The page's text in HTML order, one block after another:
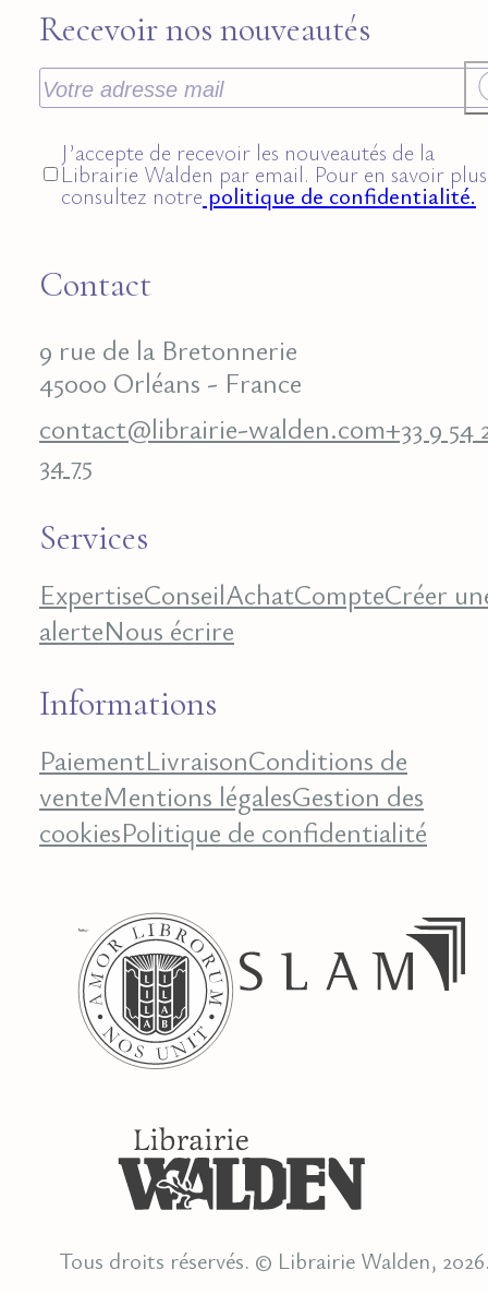
Recevoir nos nouveautés
J’accepte de recevoir les nouveautés de la
Librairie Walden par email. Pour en savoir
consultez notre politique de confidentialité.
Contact
9 rue de la Bretonnerie
45000 Orléans - France
contact@librairie-walden.com+33 9 54
34 75
Services
ExpertiseConseilAchatCompteCréer
alerteNous écrire
Informations
PaiementLivraisonConditions de
venteMentions légalesGestion des
cookiesPolitique de confidentialité
Tous droits réservés. © Librairie Walden,